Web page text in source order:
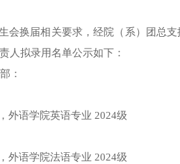
会换届相关要求，经院（系）团总
人拟录用名单公示如下：
：
外语学院英语专业 2024级
外语学院法语专业 2024级